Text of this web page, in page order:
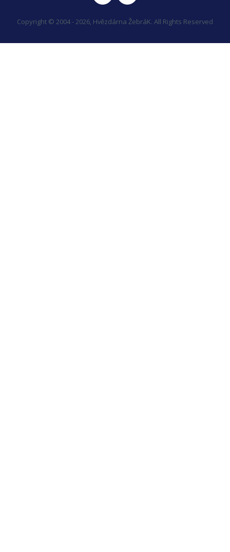
Copyright © 2004 - 2026, Hvězdárna ŽebráK. All Rights Reserved